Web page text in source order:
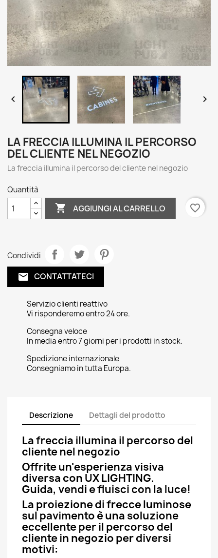
 
LA FRECCIA ILLUMINA IL PERCORSO
DEL CLIENTE NEL NEGOZIO
La freccia illumina il percorso del cliente nel negozio
Quantità
 AGGIUNGI AL CARRELLO favorite_border
Condividi
email CONTATTATECI
Servizio clienti reattivo
Vi risponderemo entro 24 ore.
Consegna veloce
In media entro 7 giorni per i prodotti in stock.
Spedizione internazionale
Consegniamo in tutta Europa.
Descrizione Dettagli del prodotto
La freccia illumina il percorso del
cliente nel negozio
Offrite un'esperienza visiva
diversa con UX LIGHTING.
Guida, vendi e fluisci con la luce!
La proiezione di frecce luminose
sul pavimento è una soluzione
eccellente per il percorso del
cliente in negozio per diversi
motivi: